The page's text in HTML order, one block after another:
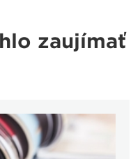
zaujímať